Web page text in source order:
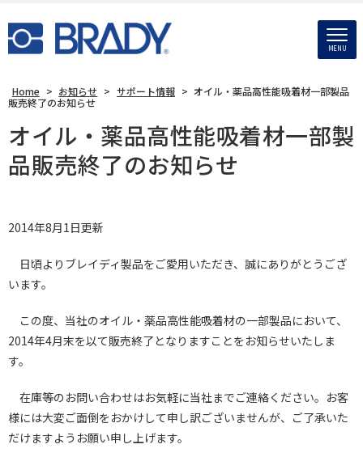
MENU
Home > お知らせ > サポート情報 > オイル・薬品高性能吸着材一部製品
販売終了のお知らせ
オイル・薬品高性能吸着材一部製
品販売終了のお知らせ
2014年8月1日更新
日頃よりブレイディ製品をご愛用いただき、誠にありがとうござ
います。
この度、当社のオイル・薬品高性能吸着材の一部製品において、
2014年4月末を以て販売終了となりますことをお知らせいたしま
す。
在庫等のお問い合わせはお気軽に当社までご連絡ください。お客
様には大変ご面倒をおかけして申し訳ございませんが、ご了承いた
だけますようお願い申し上げます。